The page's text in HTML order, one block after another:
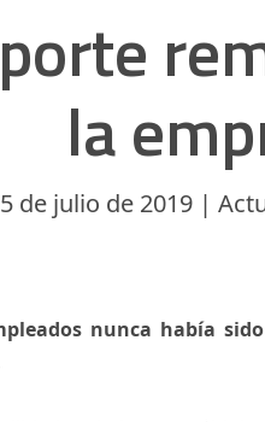
la
de julio de 2019 |
nunca había